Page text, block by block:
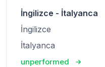
İngilizce - İtalyanca
İngilizce
İtalyanca
unperformed